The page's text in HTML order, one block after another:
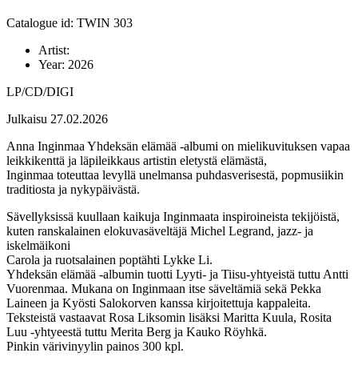
Catalogue id: TWIN 303
Artist:
Year: 2026
LP/CD/DIGI
Julkaisu 27.02.2026
Anna Inginmaa Yhdeksän elämää -albumi on mielikuvituksen vapaa
leikkikenttä ja läpileikkaus artistin eletystä elämästä,
Inginmaa toteuttaa levyllä unelmansa puhdasverisestä, popmusiikin
traditiosta ja nykypäivästä.
Sävellyksissä kuullaan kaikuja Inginmaata inspiroineista tekijöistä,
kuten ranskalainen elokuvasäveltäjä Michel Legrand, jazz- ja
iskelmäikoni
Carola ja ruotsalainen poptähti Lykke Li.
Yhdeksän elämää -albumin tuotti Lyyti- ja Tiisu-yhtyeistä tuttu Antti
Vuorenmaa. Mukana on Inginmaan itse säveltämiä sekä Pekka
Laineen ja Kyösti Salokorven kanssa kirjoitettuja kappaleita.
Teksteistä vastaavat Rosa Liksomin lisäksi Maritta Kuula, Rosita
Luu -yhtyeestä tuttu Merita Berg ja Kauko Röyhkä.
Pinkin värivinyylin painos 300 kpl.